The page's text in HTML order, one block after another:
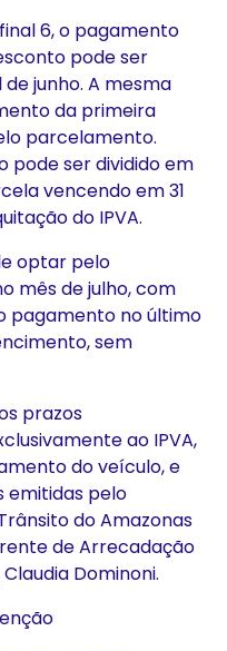
6, o pagamento
pode ser
junho. A mesma
da primeira
parcelamento.
pode ser dividido em
vencendo em 31
do IPVA.
optar pelo
mês de julho, com
pagamento no último
sem
prazos
ao IPVA,
do veículo, e
emitidas pelo
do Amazonas
de Arrecadação
Dominoni.